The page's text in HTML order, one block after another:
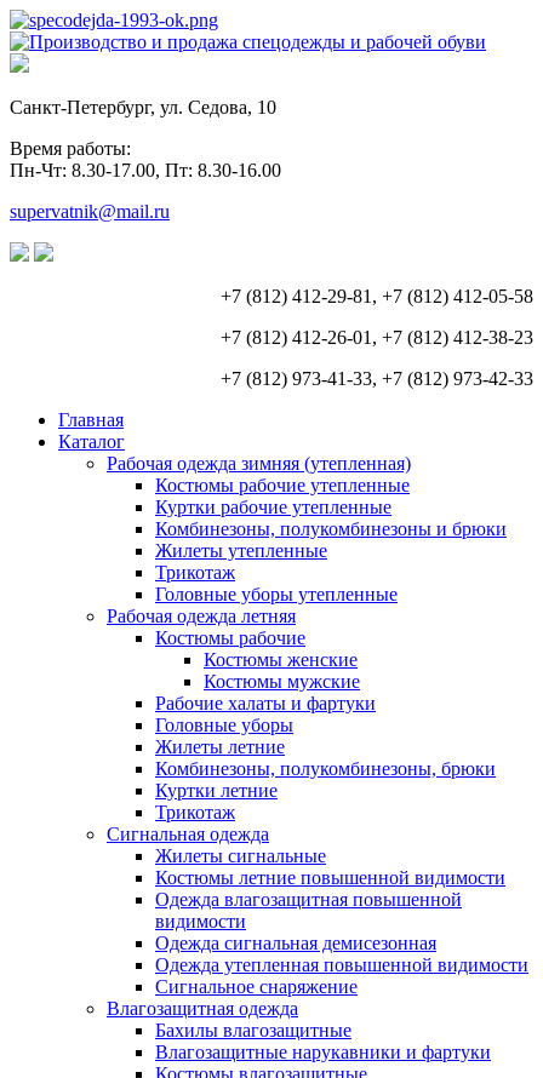
Санкт-Петербург, ул. Седова, 10
Время работы:
Пн-Чт: 8.30-17.00, Пт: 8.30-16.00
supervatnik@mail.ru
+7 (812) 412-29-81, +7 (812) 412-05-58
+7 (812) 412-26-01, +7 (812) 412-38-23
+7 (812) 973-41-33, +7 (812) 973-42-33
Главная
Каталог
Рабочая одежда зимняя (утепленная)
Костюмы рабочие утепленные
Куртки рабочие утепленные
Комбинезоны, полукомбинезоны и брюки
Жилеты утепленные
Трикотаж
Головные уборы утепленные
Рабочая одежда летняя
Костюмы рабочие
Костюмы женские
Костюмы мужские
Рабочие халаты и фартуки
Головные уборы
Жилеты летние
Комбинезоны, полукомбинезоны, брюки
Куртки летние
Трикотаж
Сигнальная одежда
Жилеты сигнальные
Костюмы летние повышенной видимости
Одежда влагозащитная повышенной
видимости
Одежда сигнальная демисезонная
Одежда утепленная повышенной видимости
Сигнальное снаряжение
Влагозащитная одежда
Бахилы влагозащитные
Влагозащитные нарукавники и фартуки
Костюмы влагозащитные